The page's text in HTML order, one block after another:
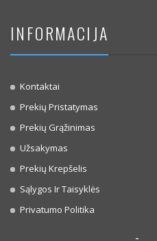
INFORMACIJA
Kontaktai
Prekių Pristatymas
Prekių Grąžinimas
Užsakymas
Prekių Krepšelis
Sąlygos Ir Taisyklės
Privatumo Politika